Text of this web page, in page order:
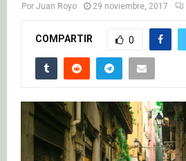
Por Juan Royo 29 noviembre, 2017
COMPARTIR 0